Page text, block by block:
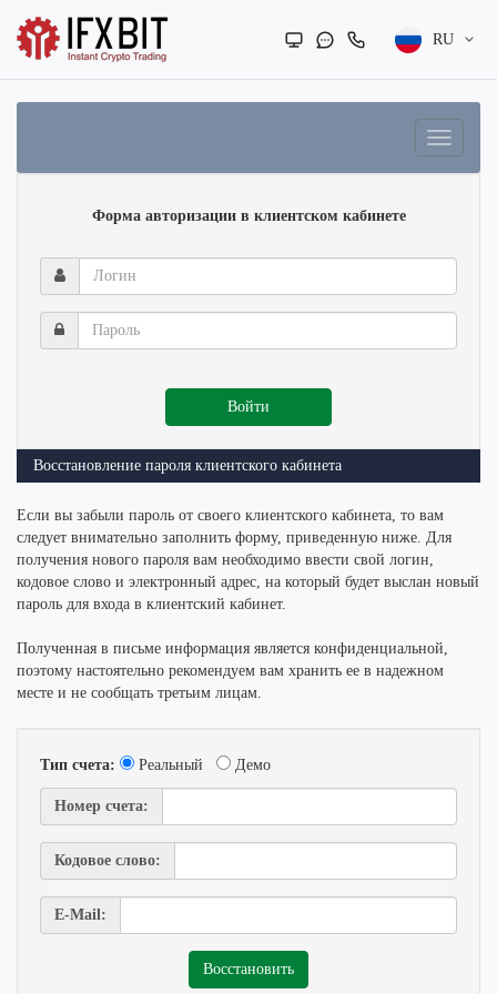
RU
Форма авторизации в клиентском кабинете
Логин
Пароль
Войти
Восстановление пароля клиентского кабинета
Если вы забыли пароль от своего клиентского кабинета, то вам
следует внимательно заполнить форму, приведенную ниже. Для
получения нового пароля вам необходимо ввести свой логин,
кодовое слово и электронный адрес, на который будет выслан новый
пароль для входа в клиентский кабинет.
Полученная в письме информация является конфиденциальной,
поэтому настоятельно рекомендуем вам хранить ее в надежном
месте и не сообщать третьим лицам.
Тип счета: Реальный Демо
Номер счета:
Кодовое слово:
E-Mail: